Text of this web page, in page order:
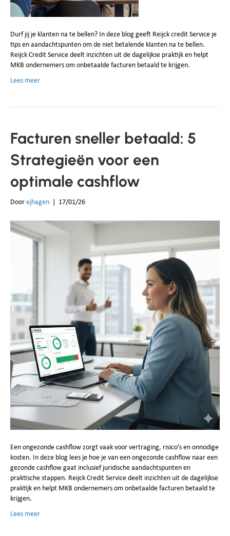
Durf jij je klanten na te bellen? In deze blog geeft Reijck credit Service je
tips en aandachtspunten om de niet betalende klanten na te bellen.
Reijck Credit Service deelt inzichten uit de dagelijkse praktijk en helpt
MKB ondernemers om onbetaalde facturen betaald te krijgen.
Lees meer
Facturen sneller betaald: 5
Strategieën voor een
optimale cashflow
Door ejhagen 17/01/26
Een ongezonde cashflow zorgt vaak voor vertraging, risico’s en onnodige
kosten. In deze blog lees je hoe je van een ongezonde cashflow naar een
gezonde cashflow gaat inclusief juridische aandachtspunten en
praktische stappen. Reijck Credit Service deelt inzichten uit de dagelijkse
praktijk en helpt MKB ondernemers om onbetaalde facturen betaald te
krijgen.
Lees meer